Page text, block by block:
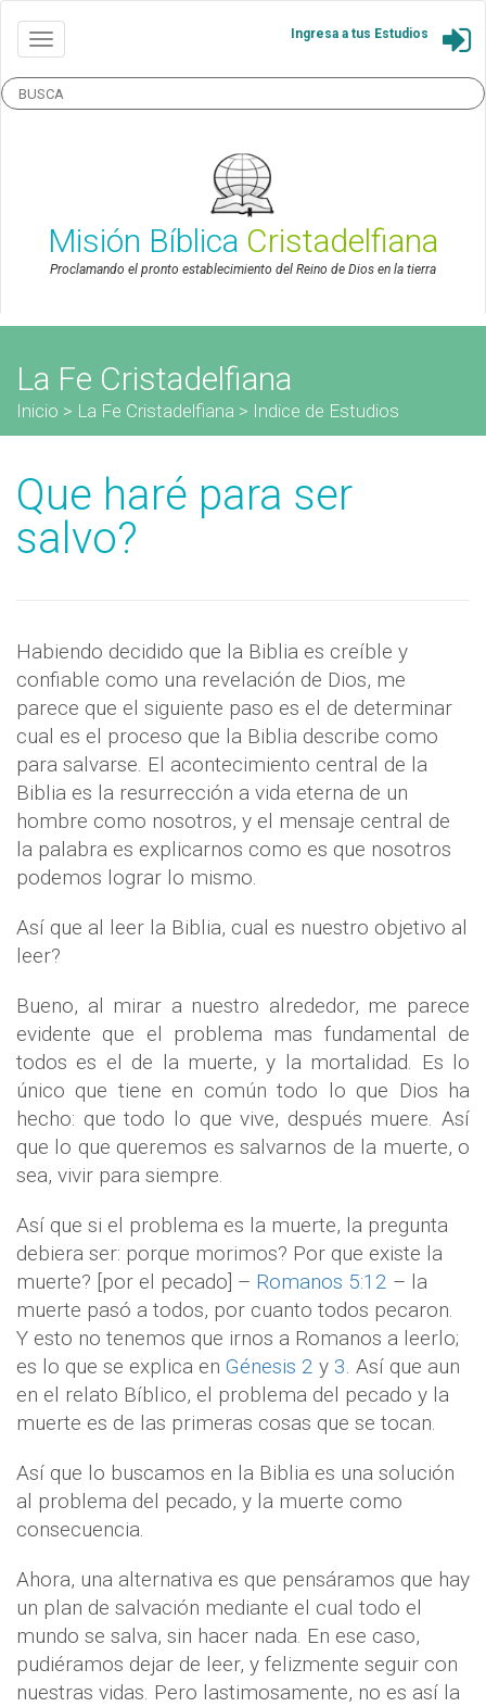
Ingresa a tus Estudios
Misión Bíblica Cristadelfiana
Proclamando el pronto establecimiento del Reino de Dios en la tierra
La Fe Cristadelfiana
Inicio > La Fe Cristadelfiana > Indice de Estudios
Que haré para ser
salvo?
Habiendo decidido que la Biblia es creíble y
confiable como una revelación de Dios, me
parece que el siguiente paso es el de determinar
cual es el proceso que la Biblia describe como
para salvarse. El acontecimiento central de la
Biblia es la resurrección a vida eterna de un
hombre como nosotros, y el mensaje central de
la palabra es explicarnos como es que nosotros
podemos lograr lo mismo.
Así que al leer la Biblia, cual es nuestro objetivo al
leer?
Bueno, al mirar a nuestro alrededor, me parece
evidente que el problema mas fundamental de
todos es el de la muerte, y la mortalidad. Es lo
único que tiene en común todo lo que Dios ha
hecho: que todo lo que vive, después muere. Así
que lo que queremos es salvarnos de la muerte, o
sea, vivir para siempre.
Así que si el problema es la muerte, la pregunta
debiera ser: porque morimos? Por que existe la
muerte? [por el pecado] – Romanos 5:12 – la
muerte pasó a todos, por cuanto todos pecaron.
Y esto no tenemos que irnos a Romanos a leerlo;
es lo que se explica en Génesis 2 y 3. Así que aun
en el relato Bíblico, el problema del pecado y la
muerte es de las primeras cosas que se tocan.
Así que lo buscamos en la Biblia es una solución
al problema del pecado, y la muerte como
consecuencia.
Ahora, una alternativa es que pensáramos que hay
un plan de salvación mediante el cual todo el
mundo se salva, sin hacer nada. En ese caso,
pudiéramos dejar de leer, y felizmente seguir con
nuestras vidas. Pero lastimosamente, no es así la